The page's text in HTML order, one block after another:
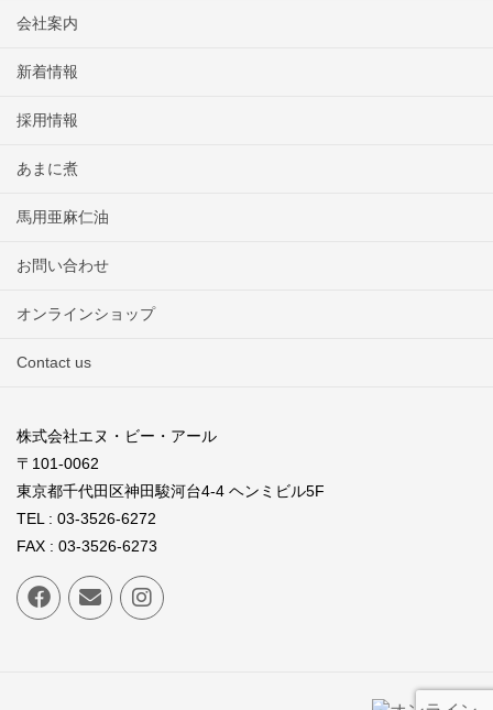
会社案内
新着情報
採用情報
あまに煮
馬用亜麻仁油
お問い合わせ
オンラインショップ
Contact us
株式会社エヌ・ビー・アール
〒101-0062
東京都千代田区神田駿河台4-4 ヘンミビル5F
TEL : 03-3526-6272
FAX : 03-3526-6273